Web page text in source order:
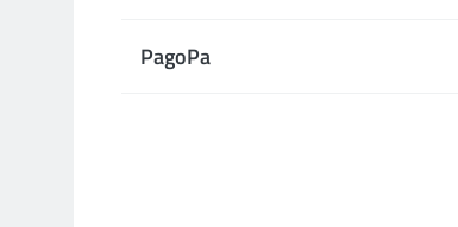
PagoPa